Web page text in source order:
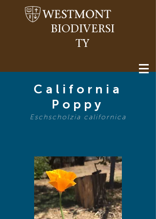
BIODIVERSI
TY
California
Poppy
Eschscholzia californica